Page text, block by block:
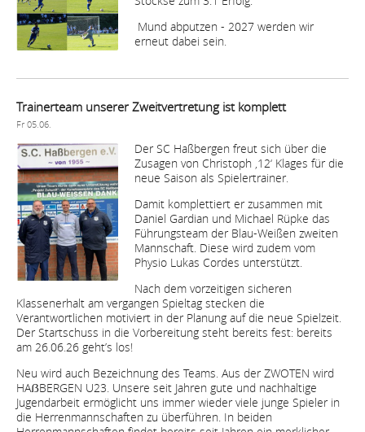
Mund abputzen - 2027 werden wir
erneut dabei sein.
Trainerteam unserer Zweitvertretung ist komplett
Fr 05.06.
Der SC Haßbergen freut sich über die
Zusagen von Christoph ‚12‘ Klages für die
neue Saison als Spielertrainer.
Damit komplettiert er zusammen mit
Daniel Gardian und Michael Rüpke das
Führungsteam der Blau-Weißen zweiten
Mannschaft. Diese wird zudem vom
Physio Lukas Cordes unterstützt.
Nach dem vorzeitigen sicheren
Klassenerhalt am vergangen Spieltag stecken die
Verantwortlichen motiviert in der Planung auf die neue Spielzeit.
Der Startschuss in die Vorbereitung steht bereits fest: bereits
am 26.06.26 geht’s los!
Neu wird auch Bezeichnung des Teams. Aus der ZWOTEN wird
HAẞBERGEN U23. Unsere seit Jahren gute und nachhaltige
Jugendarbeit ermöglicht uns immer wieder viele junge Spieler in
die Herrenmannschaften zu überführen. In beiden